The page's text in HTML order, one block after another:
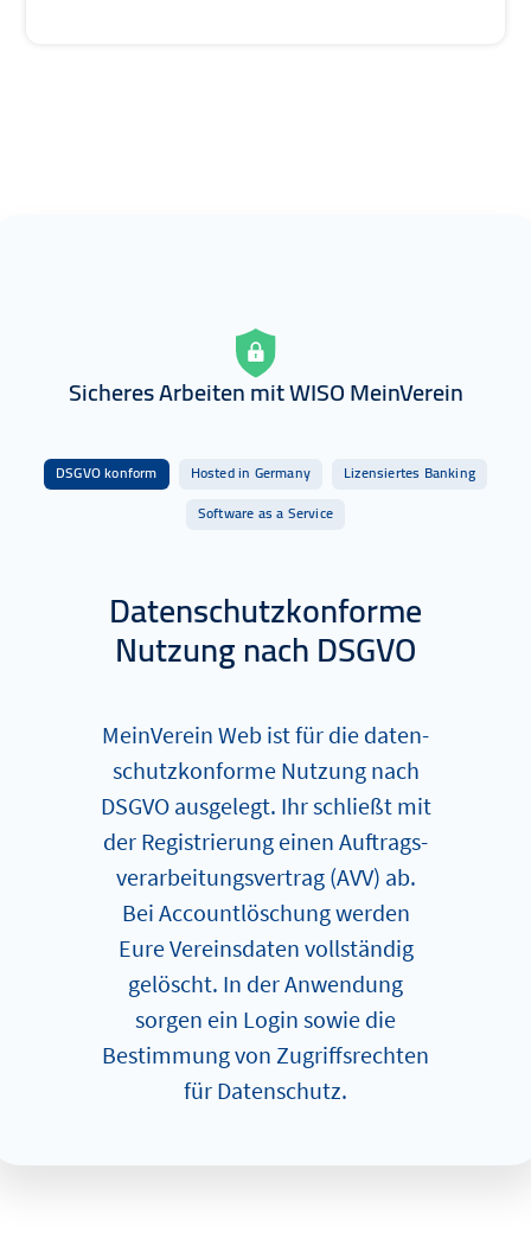
Sicheres Arbeiten mit WISO MeinVerein
DSGVO konform Hosted in Germany
Lizensiertes Banking
Software as a Service
Datenschutzkonforme
Nutzung nach DSGVO
MeinVerein Web ist für die da­ten­
schutz­kon­for­me Nutzung nach
DSGVO ausgelegt. Ihr schließt mit
der Re­­gis­trier­ung einen Auf­trags­
ver­ar­bei­tungs­ver­trag (AVV) ab.
Bei Account­lö­schung werden
Eure Vereinsdaten vollständig
gelöscht. In der An­wen­dung
sorgen ein Login sowie die
Bestimmung von Zugriffsrechten
für Datenschutz.